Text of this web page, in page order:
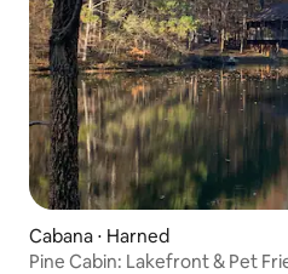
Cabana ⋅ Harned
Pine Cabin: Lakefront & Pet